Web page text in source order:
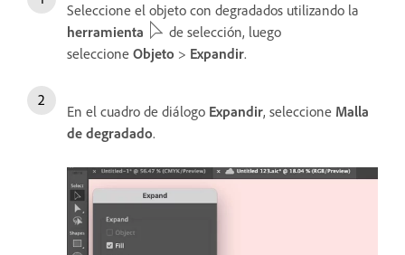
Seleccione el objeto con degradados utilizando la
herramienta
de selección, luego
seleccione Objeto > Expandir.
En el cuadro de diálogo Expandir, seleccione Malla
de degradado.